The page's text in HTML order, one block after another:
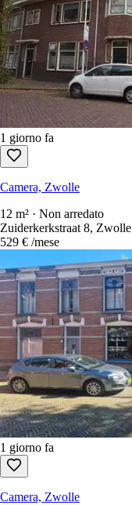
1 giorno fa
Camera, Zwolle
12 m² · Non arredato
Zuiderkerkstraat 8, Zwolle
529 € /mese
1 giorno fa
Camera, Zwolle